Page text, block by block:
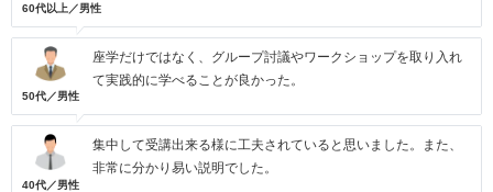
60代以上／男性
50代／男性
座学だけではなく、グループ討議やワークショップを取り入れ
て実践的に学べることが良かった。
40代／男性
集中して受講出来る様に工夫されていると思いました。また、
非常に分かり易い説明でした。